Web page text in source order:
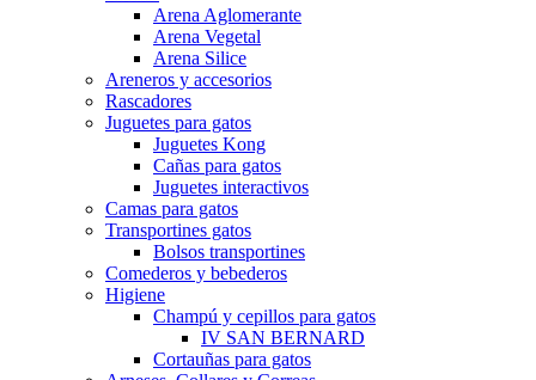
Arena Aglomerante
Arena Vegetal
Arena Silice
Areneros y accesorios
Rascadores
Juguetes para gatos
Juguetes Kong
Cañas para gatos
Juguetes interactivos
Camas para gatos
Transportines gatos
Bolsos transportines
Comederos y bebederos
Higiene
Champú y cepillos para gatos
IV SAN BERNARD
Cortauñas para gatos